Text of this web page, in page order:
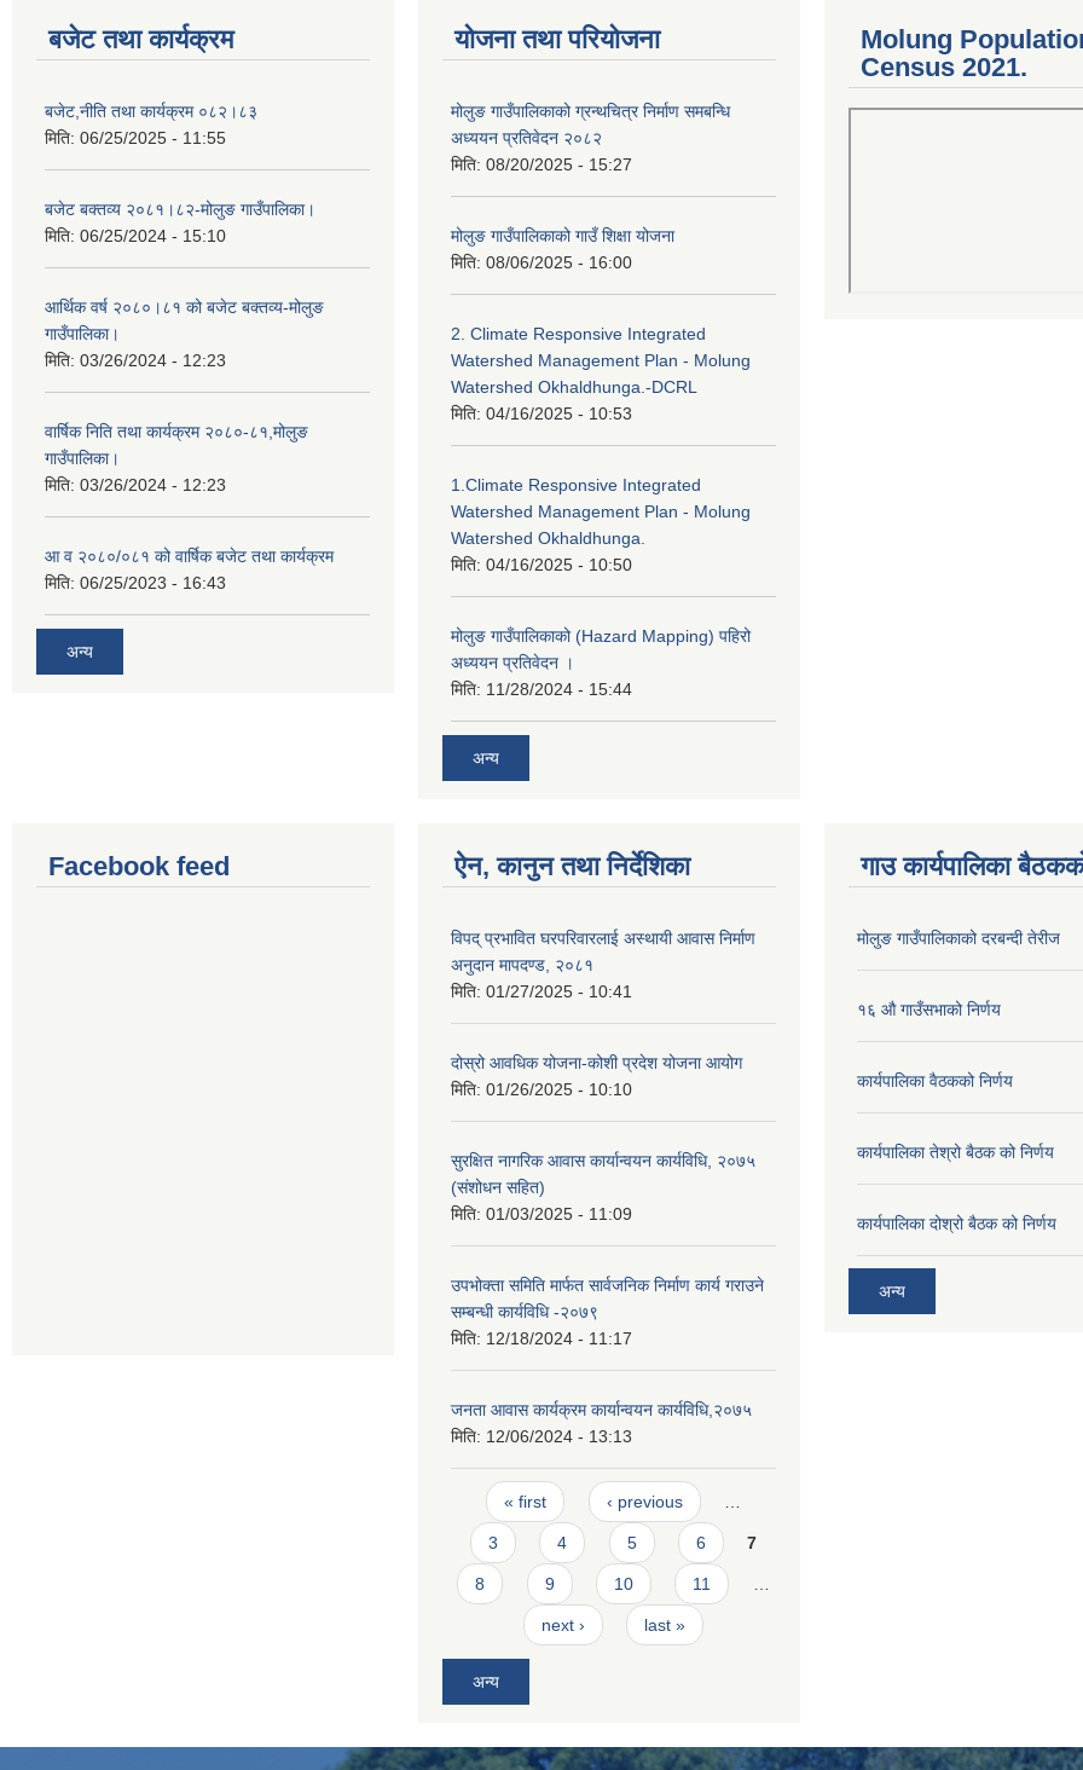
बजेट तथा कार्यक्रम
बजेट,नीति तथा कार्यक्रम ०८२।८३
मिति: 06/25/2025 - 11:55
बजेट बक्तव्य २०८१।८२-मोलुङ गाउँपालिका।
मिति: 06/25/2024 - 15:10
आर्थिक वर्ष २०८०।८१ को बजेट बक्तव्य-मोलुङ
गाउँपालिका।
मिति: 03/26/2024 - 12:23
वार्षिक निति तथा कार्यक्रम २०८०-८१,मोलुङ
गाउँपालिका।
मिति: 03/26/2024 - 12:23
आ व २०८०/०८१ को वार्षिक बजेट तथा कार्यक्रम
मिति: 06/25/2023 - 16:43
अन्य
योजना तथा परियोजना
मोलुङ गाउँपालिकाको ग्रन्थचित्र निर्माण समबन्धि
अध्ययन प्रतिवेदन २०८२
मिति: 08/20/2025 - 15:27
मोलुङ गाउँपालिकाको गाउँ शिक्षा योजना
मिति: 08/06/2025 - 16:00
2. Climate Responsive Integrated
Watershed Management Plan - Molung
Watershed Okhaldhunga.-DCRL
मिति: 04/16/2025 - 10:53
1.Climate Responsive Integrated
Watershed Management Plan - Molung
Watershed Okhaldhunga.
मिति: 04/16/2025 - 10:50
मोलुङ गाउँपालिकाको (Hazard Mapping) पहिरो
अध्ययन प्रतिवेदन ।
मिति: 11/28/2024 - 15:44
अन्य
Molung
Census 2021.
Facebook feed ऐन, कानुन तथा निर्देशिका
विपद् प्रभावित घरपरिवारलाई अस्थायी आवास निर्माण
अनुदान मापदण्ड, २०८१
मिति: 01/27/2025 - 10:41
दोस्रो आवधिक योजना-कोशी प्रदेश योजना आयोग
मिति: 01/26/2025 - 10:10
सुरक्षित नागरिक आवास कार्यान्वयन कार्यविधि, २०७५
(संशोधन सहित)
मिति: 01/03/2025 - 11:09
उपभोक्ता समिति मार्फत सार्वजनिक निर्माण कार्य गराउने
सम्बन्धी कार्यविधि -२०७९
मिति: 12/18/2024 - 11:17
जनता आवास कार्यक्रम कार्यान्वयन कार्यविधि,२०७५
मिति: 12/06/2024 - 13:13
Pages
« first ‹ previous
3 4 5 6 7
8 9 10 11
next › last »
अन्य
गाउ कार्यपालिका
मोलुङ गाउँपालिकाको दरबन्दी तेरीज
१६ औ गाउँसभाको निर्णय
कार्यपालिका वैठकको निर्णय
कार्यपालिका तेश्रो बैठक को निर्णय
कार्यपालिका दोश्रो बैठक को निर्णय
अन्य